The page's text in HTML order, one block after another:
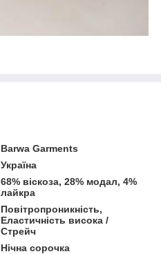
Barwa Garments
Україна
68% віскоза, 28% модал, 4%
лайкра
Повітропроникність,
Еластичність висока /
Стрейч
Нічна сорочка